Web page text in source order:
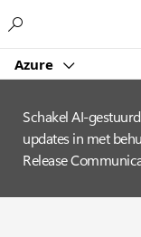
Azure
Schakel AI-
updates in met
Release